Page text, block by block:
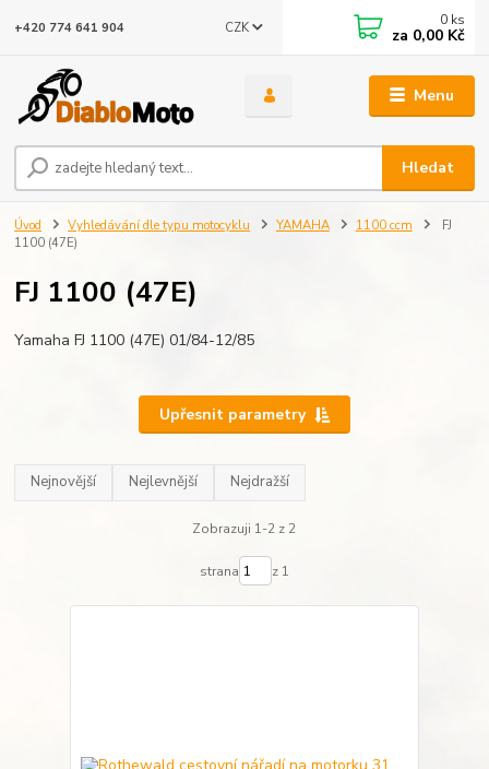
Menu
CZK
Hledat
+420 774 641 904 0 ks
za 0,00 Kč
Úvod Vyhledávání dle typu motocyklu YAMAHA 1100 ccm
FJ
1100 (47E)
FJ 1100 (47E)
Yamaha FJ 1100 (47E) 01/84-12/85
Upřesnit parametry
Nejnovější Nejlevnější Nejdražší
Zobrazuji 1-2 z 2
strana z 1